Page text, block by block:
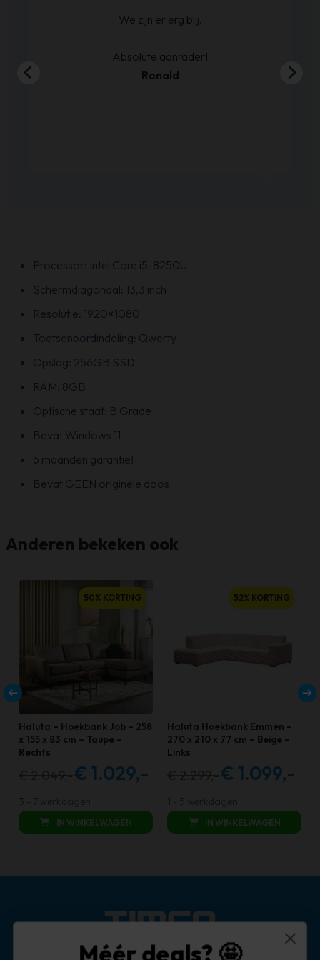
We zijn er erg blij.
Absolute aanrader!
Ronald
Processor: Intel Core i5-8250U
Schermdiagonaal: 13,3 inch
Resolutie: 1920×1080
Toetsenbordindeling: Qwerty
Opslag: 256GB SSD
RAM: 8GB
Optische staat: B Grade
Bevat Windows 11
6 maanden garantie!
Bevat GEEN originele doos
Anderen bekeken ook
Haluta – Hoekbank Job – 258
x 155 x 83 cm – Taupe –
Rechts
Oorspronkelijke
was:
€ 2.049,00.
€ 1.029,-
is:
€ 1.029,00.
50% KORTING
IN WINKELWAGEN
Haluta Hoekbank Emmen –
270 x 210 x 77 cm – Beige –
Links
Oorspronkelijke
was:
€ 2.299,00.
€ 1.099,-
is:
€
52% KORTING
IN WINKELWAGEN
Méér deals? 🤩